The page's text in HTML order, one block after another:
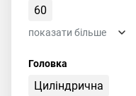
60
показати більше
Головка
Циліндрична